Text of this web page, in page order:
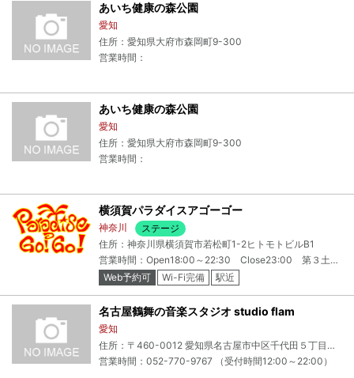
あいち健康の森公園
愛知
住所：愛知県大府市森岡町9-300
営業時間：
あいち健康の森公園
愛知
住所：愛知県大府市森岡町9-300
営業時間：
横須賀パラダイスアゴーゴー
神奈川
ステージ
住所：神奈川県横須賀市若松町1-2ヒトモトビルB1
営業時間：Open18:00～22:30 Close23:00 第３土曜日グッディズLive 16:00Open
Web予約可
Wi-Fi完備 駅近
名古屋鶴舞の音楽スタジオ studio flam
愛知
住所：〒460-0012 愛知県名古屋市中区千代田５丁目１５－１０ パークビル
営業時間：052-770-9767 （受付時間12:00～22:00）